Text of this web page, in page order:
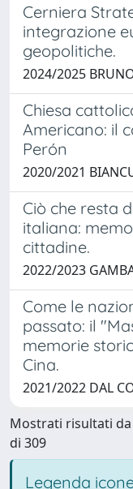
Cerniera
integrazione
geopolitiche.
2024/2025
Chiesa
Americano: il
Perón
2020/2021
Ciò che resta
italiana:
cittadine.
2022/2023
Come le
passato: il
memorie
Cina.
2021/2022 DAL
Mostrati risultati da
di 309
Legenda